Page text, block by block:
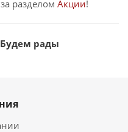
разделом Акции!
рады